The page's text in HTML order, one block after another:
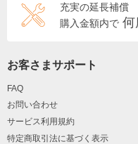
充実の延長補償
購入金額内で 何
お客さまサポート
FAQ
お問い合わせ
サービス利用規約
特定商取引法に基づく表示